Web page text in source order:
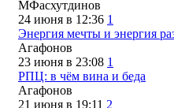
МФасхутдинов
24 июня в 12:36 1
Энергия мечты и энергия
Агафонов
23 июня в 23:08 1
РПЦ: в чём вина и беда
Агафонов
21 июня в 19:11 2